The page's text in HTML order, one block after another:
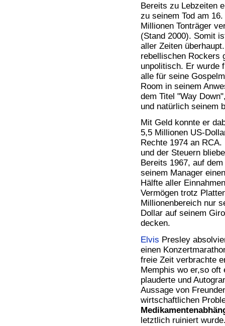
Bereits zu Lebzeiten
zu seinem Tod am
Millionen Tonträger
(Stand 2000). Somit
aller Zeiten
rebellischen Rockers
unpolitisch. Er wurde
alle für seine
Room in seinem
dem Titel "Way
und natürlich seinem
Mit Geld konnte er
5,5 Millionen US-
Rechte 1974 an
und der Steuern
Bereits 1967, auf
seinem Manager
Hälfte aller
Vermögen trotz
Millionenbereich nur
Dollar auf seinem
decken.
Elvis Presley
einen
freie Zeit verbrachte
Memphis wo er,so oft
plauderte und
Aussage von
wirtschaftlichen
letztlich ruiniert